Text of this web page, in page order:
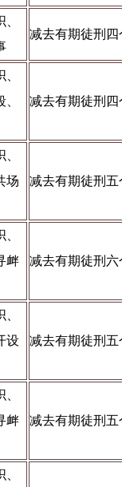
减去有期徒刑四
减去有期徒刑四
场
减去有期徒刑五
衅
减去有期徒刑六
设
减去有期徒刑五
衅
减去有期徒刑五